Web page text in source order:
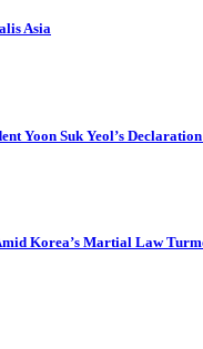
Asia
Yoon Suk Yeol’s
Korea’s Martial Law